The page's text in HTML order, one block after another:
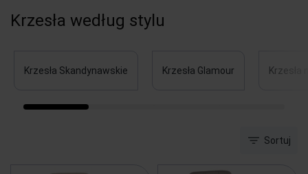
Krzesła według stylu
Krzesła Skandynawskie Krzesła Glamour Krzesła
Sortuj